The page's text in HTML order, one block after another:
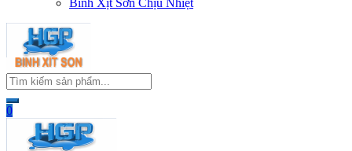
Bình Xịt Sơn Chịu Nhiệt
0